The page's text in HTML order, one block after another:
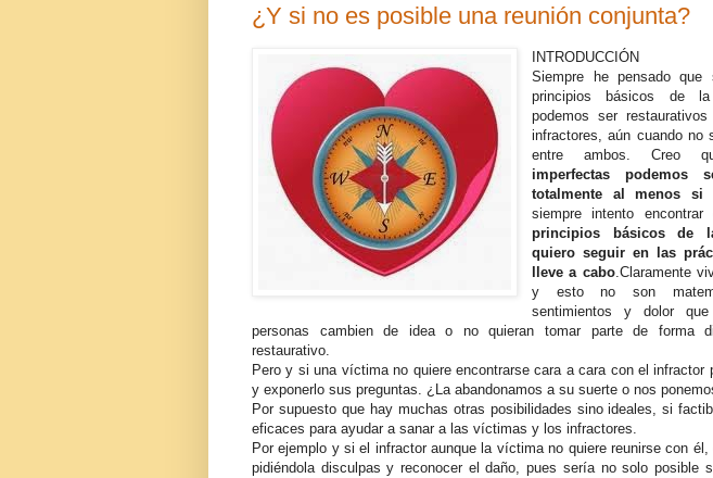
¿Y si no es posible una reunión conjunta?
INTRODUCCIÓN
Siempre he pensado
principios básicos de la
podemos ser
infractores, aún cuando no
entre ambos. Creo
imperfectas podemos
totalmente al menos si
siempre intento
principios básicos de
quiero seguir en las
lleve a cabo.Claramente
y esto no son
sentimientos y dolor
personas cambien de idea o no quieran tomar parte de forma
restaurativo.
Pero y si una víctima no quiere encontrarse cara a cara con el infractor
y exponerlo sus preguntas. ¿La abandonamos a su suerte o nos
Por supuesto que hay muchas otras posibilidades sino ideales, si
eficaces para ayudar a sanar a las víctimas y los infractores.
Por ejemplo y si el infractor aunque la víctima no quiere reunirse con
pidiéndola disculpas y reconocer el daño, pues sería no solo posible